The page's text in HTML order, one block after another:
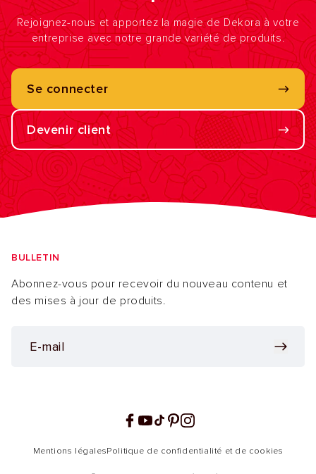
Rejoignez-nous et apportez la magie de Dekora à votre
entreprise avec notre grande variété de produits.
Se connecter
Devenir client
BULLETIN
Abonnez-vous pour recevoir du nouveau contenu et
des mises à jour de produits.
Facebook
YouTube
TikTokPinterest
Instagram
Mentions légalesPolitique de confidentialité et de cookies